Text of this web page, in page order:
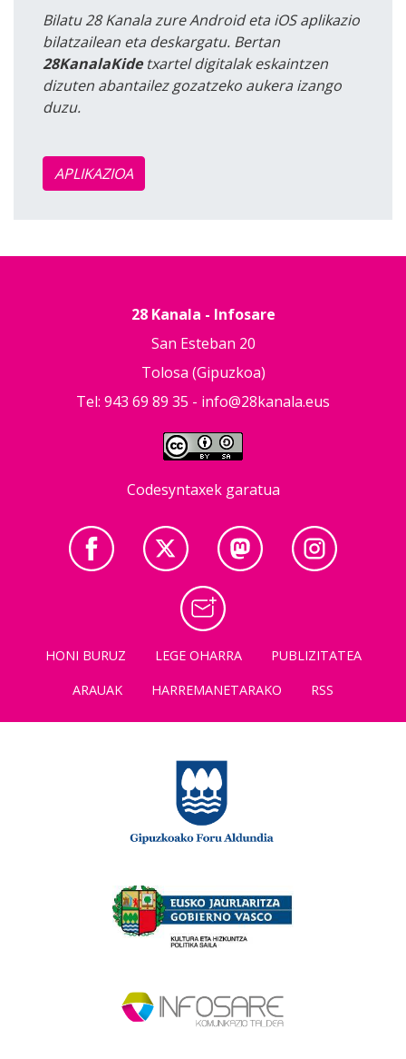
Bilatu 28 Kanala zure Android eta iOS aplikazio
bilatzailean eta deskargatu. Bertan
28KanalaKidetxartel digitalak eskaintzen
dizuten abantailez gozatzeko aukera izango
duzu.
APLIKAZIOA
28 Kanala - Infosare
San Esteban 20
Tolosa (Gipuzkoa)
Tel: 943 69 89 35 - info@28kanala.eus
Codesyntaxek garatua
HONI BURUZ LEGE OHARRA
PUBLIZITATEA
ARAUAK
HARREMANETARAKO RSS